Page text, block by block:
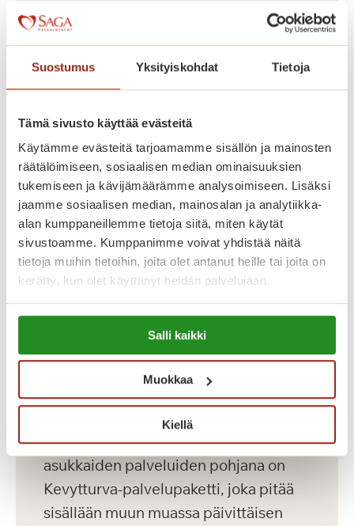
Suostumus Yksityiskohdat Tietoja
Tämä sivusto käyttää evästeitä
Käytämme evästeitä tarjoamamme sisällön ja mainosten
räätälöimiseen, sosiaalisen median ominaisuuksien
tukemiseen ja kävijämäärämme analysoimiseen. Lisäksi
jaamme sosiaalisen median, mainosalan ja analytiikka-
alan kumppaneillemme tietoja siitä, miten käytät
sivustoamme. Kumppanimme voivat yhdistää näitä
tietoja muihin tietoihin, joita olet antanut heille tai joita on
kerätty, kun olet käyttänyt heidän palvelujaan.
Lue lisää evästeistä:
https://sagacare.fi/evasteet/
Salli kaikki
Muokkaa
Kiellä
Asukkailla on mahdollisuus vuokrata
autopaikka 75 euron kuukausihintaan.
Saga Helapuiston asukasvalinnoissa
kehittämiskeskuksen (ARA) ohjeita.
Katso vapaat senioriasunnot
Koti palveluiden keskellä
Saga Helapuistossa kotisi on
palveluiden keskellä. Asumiskuluun
sisältyy asunnon vuokra sekä yhteiset
tilat, joita ovat talon oma ravintola,
kahvila, kirjasto, kuntosali ja
saunaosasto. Kaikilla asukkailla on
lisäksi palvelupaketti. Uusien
asukkaiden palveluiden pohjana on
Kevytturva-palvelupaketti, joka pitää
sisällään muun muassa päivittäisen